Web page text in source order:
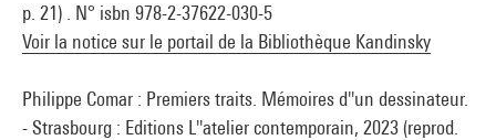
p. 21) . N° isbn 978-2-37622-030-5
Voir la notice sur le portail de la Bibliothèque Kandinsky
Philippe Comar : Premiers traits. Mémoires d''un dessinateur.
- Strasbourg : Editions L''atelier contemporain, 2023 (reprod.